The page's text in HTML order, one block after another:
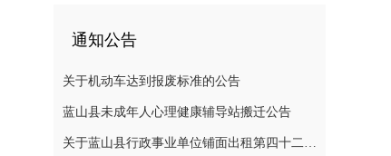
通知公告
关于机动车达到报废标准的公告
蓝山县未成年人心理健康辅导站搬迁公告
关于蓝山县行政事业单位铺面出租第四十二次公开招标中标结果的公示